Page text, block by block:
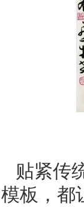
贴紧传
模板，都